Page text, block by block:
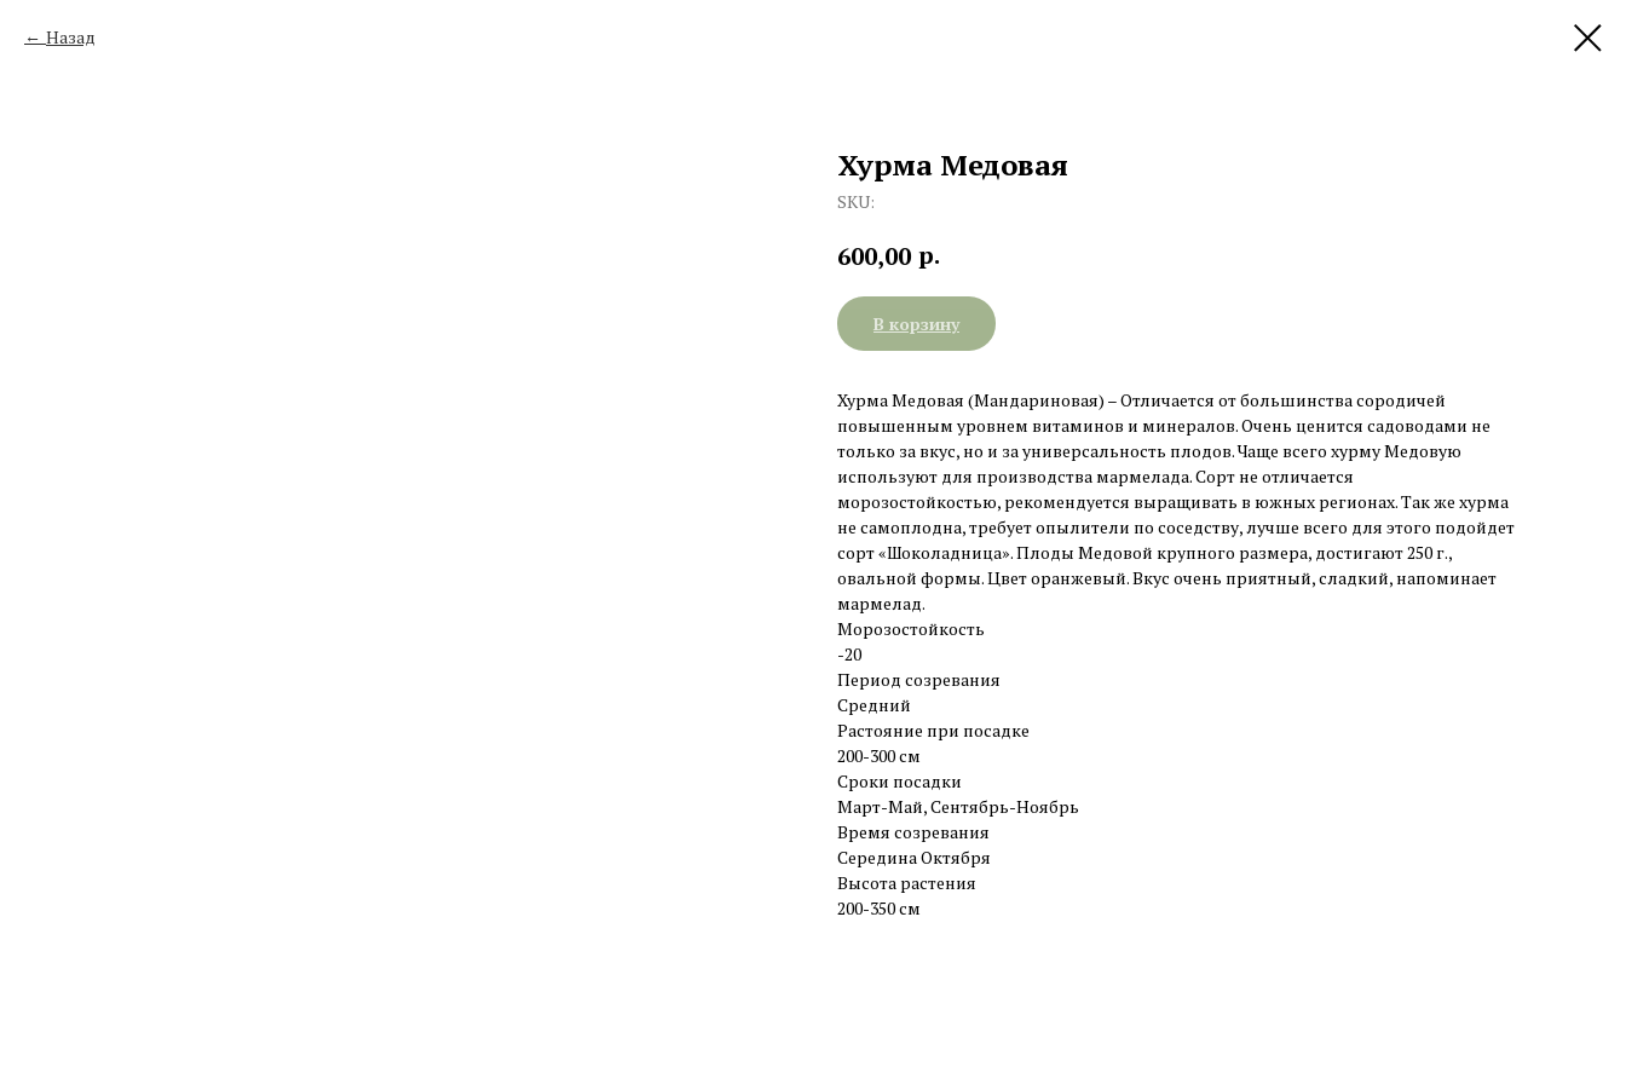
Назад
Хурма Медовая
SKU:
600,00 р.
В корзину
Хурма Медовая (Мандариновая) – Отличается от большинства сородичей
повышенным уровнем витаминов и минералов. Очень ценится садоводами не
только за вкус, но и за универсальность плодов. Чаще всего хурму Медовую
используют для производства мармелада. Сорт не отличается
морозостойкостью, рекомендуется выращивать в южных регионах. Так же хурма
не самоплодна, требует опылители по соседству, лучше всего для этого подойдет
сорт «Шоколадница». Плоды Медовой крупного размера, достигают 250 г.,
овальной формы. Цвет оранжевый. Вкус очень приятный, сладкий, напоминает
мармелад.
Морозостойкость
-20
Период созревания
Средний
Растояние при посадке
200-300 см
Сроки посадки
Март-Май, Сентябрь-Ноябрь
Время созревания
Середина Октября
Высота растения
200-350 см